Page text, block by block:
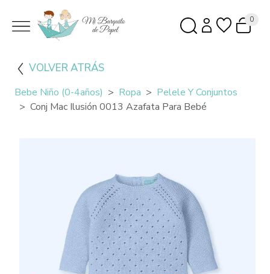
0
VOLVER ATRÁS
Bebe Niño (0-4años) Ropa
Pelele Y Conjuntos
Conj Mac Ilusión 0013 Azafata Para Bebé